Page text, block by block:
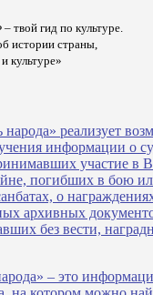
твой гид по культуре.
истории страны,
культуре»